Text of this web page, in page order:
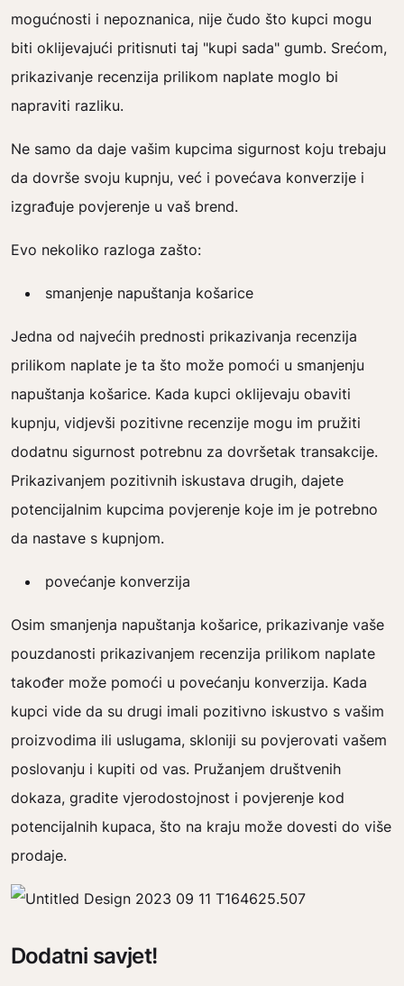
mogućnosti i nepoznanica, nije čudo što kupci mogu
biti oklijevajući pritisnuti taj "kupi sada" gumb. Srećom,
prikazivanje recenzija prilikom naplate moglo bi
napraviti razliku.
Ne samo da daje vašim kupcima sigurnost koju trebaju
da dovrše svoju kupnju, već i povećava konverzije i
izgrađuje povjerenje u vaš brend.
Evo nekoliko razloga zašto:
smanjenje napuštanja košarice
Jedna od najvećih prednosti prikazivanja recenzija
prilikom naplate je ta što može pomoći u smanjenju
napuštanja košarice. Kada kupci oklijevaju obaviti
kupnju, vidjevši pozitivne recenzije mogu im pružiti
dodatnu sigurnost potrebnu za dovršetak transakcije.
Prikazivanjem pozitivnih iskustava drugih, dajete
potencijalnim kupcima povjerenje koje im je potrebno
da nastave s kupnjom.
povećanje konverzija
Osim smanjenja napuštanja košarice, prikazivanje vaše
pouzdanosti prikazivanjem recenzija prilikom naplate
također može pomoći u povećanju konverzija. Kada
kupci vide da su drugi imali pozitivno iskustvo s vašim
proizvodima ili uslugama, skloniji su povjerovati vašem
poslovanju i kupiti od vas. Pružanjem društvenih
dokaza, gradite vjerodostojnost i povjerenje kod
potencijalnih kupaca, što na kraju može dovesti do više
prodaje.
Dodatni savjet!